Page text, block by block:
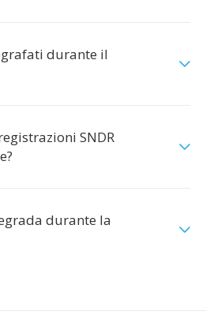
durante il
SNDR
durante la